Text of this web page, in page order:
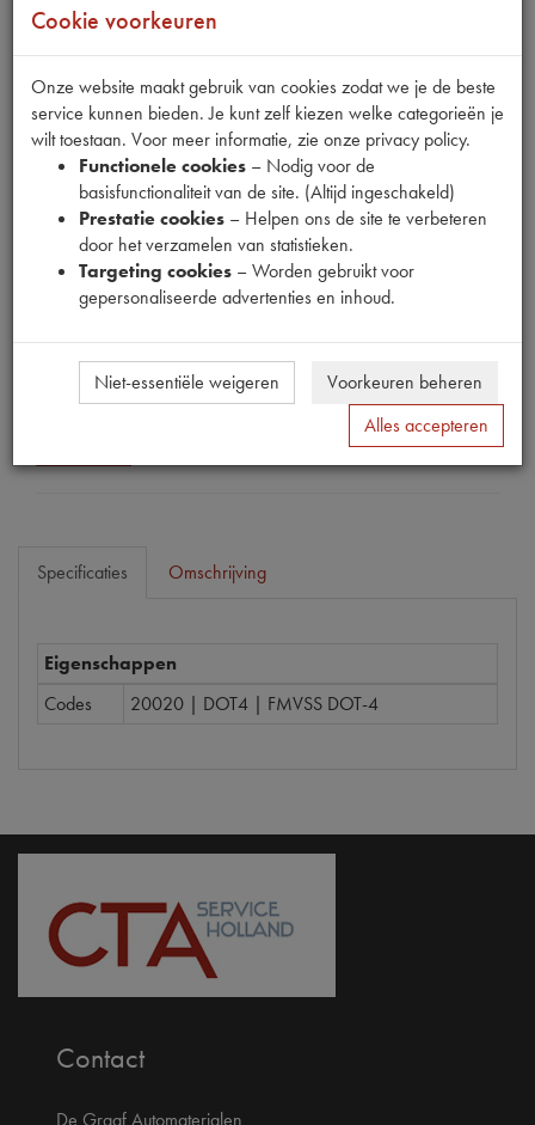
Fabrikant
MPM
Productnummer
1912026
€98,19 (€81,15excl. btw)
Dit product kan op dit moment niet besteld worden
Specificaties Omschrijving
Eigenschappen
Codes
20020 | DOT4 | FMVSS DOT-4
Contact
De Graaf Automaterialen
Cookie voorkeuren
Onze website maakt gebruik van cookies zodat we je de beste
service kunnen bieden. Je kunt zelf kiezen welke categorieën je
wilt toestaan. Voor meer informatie, zie onze privacy policy.
Functionele cookies – Nodig voor de
basisfunctionaliteit van de site. (Altijd ingeschakeld)
Prestatie cookies – Helpen ons de site te verbeteren
door het verzamelen van statistieken.
Targeting cookies – Worden gebruikt voor
gepersonaliseerde advertenties en inhoud.
Niet-essentiële weigeren
Voorkeuren beheren
Alles accepteren